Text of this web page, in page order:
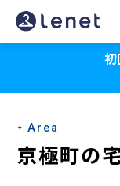
京
極
の
ク
リ
Area
京極町の